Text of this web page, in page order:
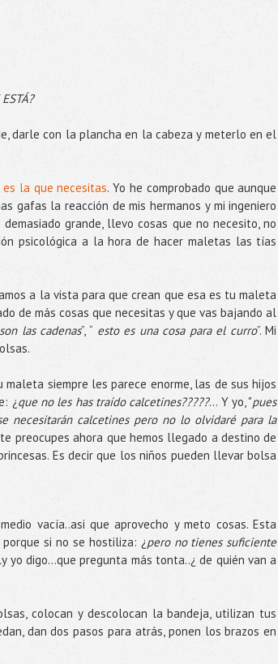
darle con la plancha en la cabeza y meterlo en el
la que necesitas. Yo he comprobado que aunque
gafas la reacción de mis hermanos y mi ingeniero
demasiado grande, llevo cosas que no necesito, no
psicológica a la hora de hacer maletas las tías
a la vista para que crean que esa es tu maleta
de más cosas que necesitas y que vas bajando al
las cadenas”, “ esto es una cosa para el curro”. Mi
siempre les parece enorme, las de sus hijos
¿que no les has traído calcetines?????... Y yo, "pues
necesitarán calcetines pero no lo olvidaré para la
preocupes ahora que hemos llegado a destino de
Es decir que los niños pueden llevar bolsa
vacía..asi que aprovecho y meto cosas. Esta
si no se hostiliza: ¿pero no tienes suficiente
y yo digo…que pregunta más tonta..¿ de quién van a
colocan y descolocan la bandeja, utilizan tus
dan dos pasos para atrás, ponen los brazos en